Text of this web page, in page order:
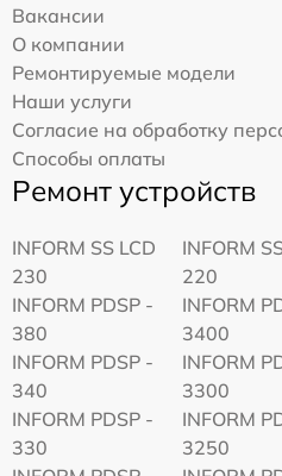
Вакансии
О компании
Ремонтируемые модели
Наши услуги
Согласие на обработку
Способы оплаты
Ремонт устройств
INFORM SS LCD
230
INFORM
220
INFORM PDSP -
380
INFORM
3400
INFORM PDSP -
340
INFORM
3300
INFORM PDSP -
330
INFORM
3250